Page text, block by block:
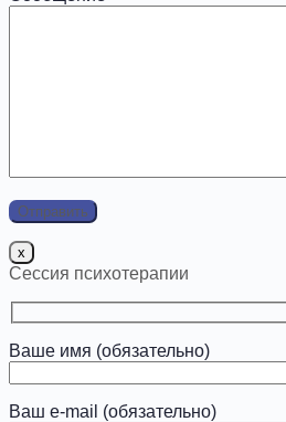
x
Сессия психотерапии
Ваше имя (обязательно)
Ваш e-mail (обязательно)